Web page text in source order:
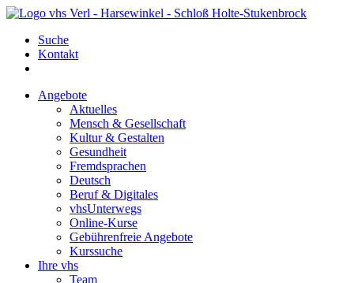
Suche
Kontakt
Angebote
Aktuelles
Mensch & Gesellschaft
Kultur & Gestalten
Gesundheit
Fremdsprachen
Deutsch
Beruf & Digitales
vhsUnterwegs
Online-Kurse
Gebührenfreie Angebote
Kurssuche
Ihre vhs
Team